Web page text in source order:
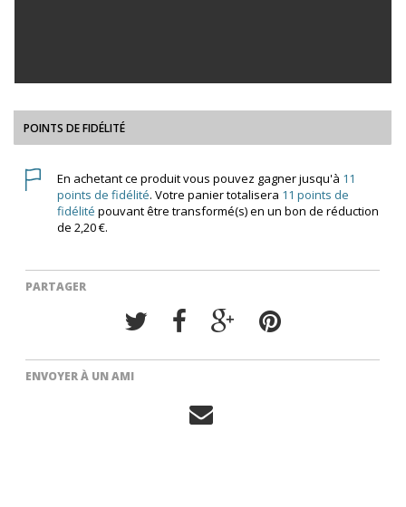
POINTS DE FIDÉLITÉ
En achetant ce produit vous pouvez gagner jusqu'à 11
points de fidélité. Votre panier totalisera 11 points de
fidélité pouvant être transformé(s) en un bon de réduction
de 2,20 €.
PARTAGER
ENVOYER À UN AMI